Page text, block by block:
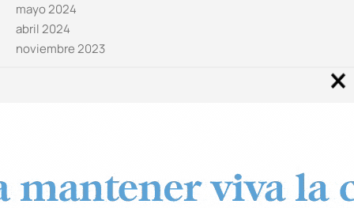
mayo 2024
abril 2024
noviembre 2023